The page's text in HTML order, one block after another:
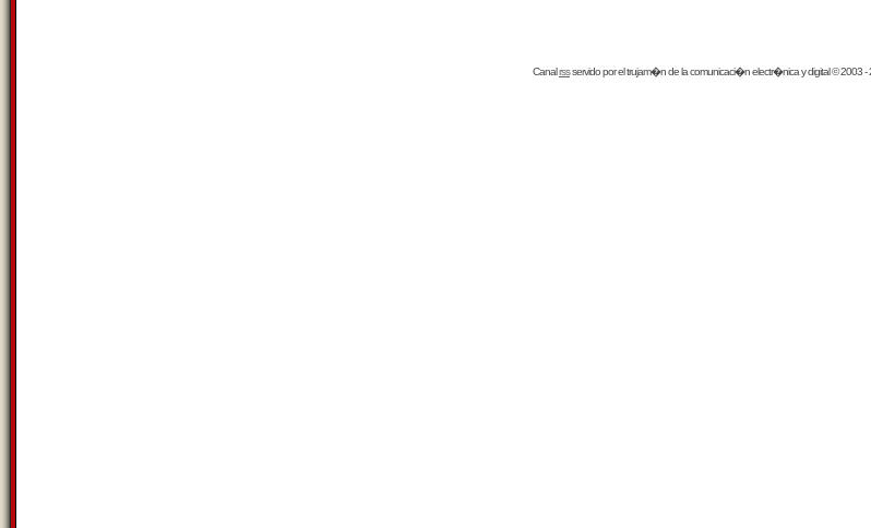
Canalrssservido por eltrujam�nde la comunicaci�n electr�nica y digital © 2003